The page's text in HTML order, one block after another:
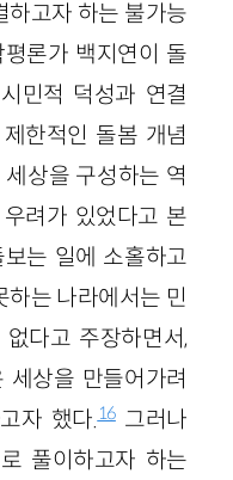
하고자 하는 불가능
론가 백지연이 돌
민적 덕성과 연결
한적인 돌봄 개념
상을 구성하는 역
려가 있었다고 본
는 일에 소홀하고
는 나라에서는 민
다고 주장하면서,
상을 만들어가려
자 했다.16그러나
풀이하고자 하는